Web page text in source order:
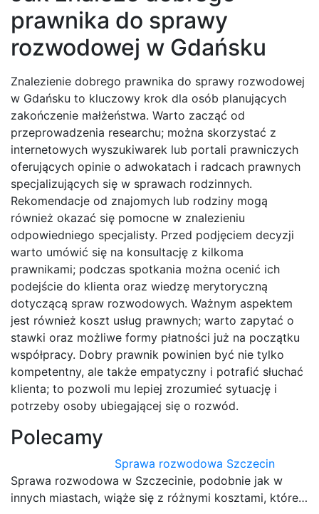
prawnika do sprawy
rozwodowej w Gdańsku
Znalezienie dobrego prawnika do sprawy rozwodowej
w Gdańsku to kluczowy krok dla osób planujących
zakończenie małżeństwa. Warto zacząć od
przeprowadzenia researchu; można skorzystać z
internetowych wyszukiwarek lub portali prawniczych
oferujących opinie o adwokatach i radcach prawnych
specjalizujących się w sprawach rodzinnych.
Rekomendacje od znajomych lub rodziny mogą
również okazać się pomocne w znalezieniu
odpowiedniego specjalisty. Przed podjęciem decyzji
warto umówić się na konsultację z kilkoma
prawnikami; podczas spotkania można ocenić ich
podejście do klienta oraz wiedzę merytoryczną
dotyczącą spraw rozwodowych. Ważnym aspektem
jest również koszt usług prawnych; warto zapytać o
stawki oraz możliwe formy płatności już na początku
współpracy. Dobry prawnik powinien być nie tylko
kompetentny, ale także empatyczny i potrafić słuchać
klienta; to pozwoli mu lepiej zrozumieć sytuację i
potrzeby osoby ubiegającej się o rozwód.
Polecamy
Sprawa rozwodowa Szczecin
Sprawa rozwodowa w Szczecinie, podobnie jak w
innych miastach, wiąże się z różnymi kosztami, które…